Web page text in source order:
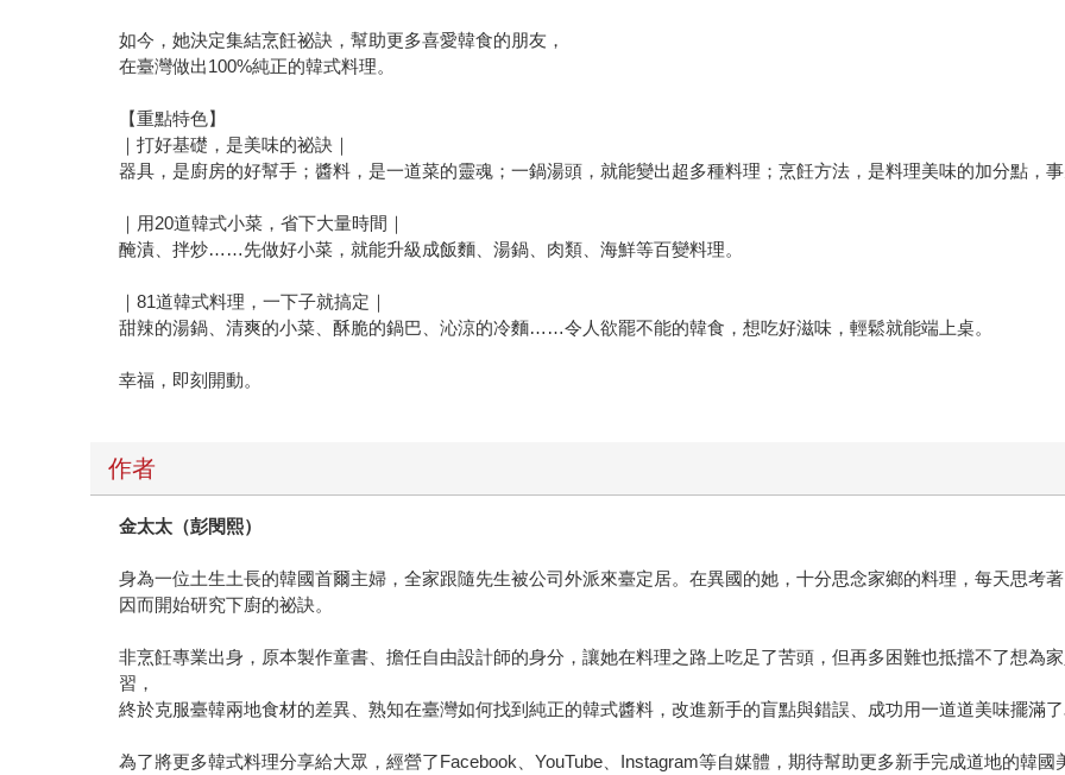
如今，她決定集結烹飪祕訣，幫助更多喜愛韓食的朋友，
在臺灣做出100%純正的韓式料理。
【重點特色】
｜打好基礎，是美味的祕訣｜
器具，是廚房的好幫手；醬料，是一道菜的靈魂；一鍋湯頭，就能變出超多種料理；烹飪方法，是料理美味的加分點，
｜用20道韓式小菜，省下大量時間｜
醃漬、拌炒……先做好小菜，就能升級成飯麵、湯鍋、肉類、海鮮等百變料理。
｜81道韓式料理，一下子就搞定｜
甜辣的湯鍋、清爽的小菜、酥脆的鍋巴、沁涼的冷麵……令人欲罷不能的韓食，想吃好滋味，輕鬆就能端上桌。
幸福，即刻開動。
作者
金太太（彭閔熙）
身為一位土生土長的韓國首爾主婦，全家跟隨先生被公司外派來臺定居。在異國的她，十分思念家鄉的料理，每天思考
因而開始研究下廚的祕訣。
非烹飪專業出身，原本製作童書、擔任自由設計師的身分，讓她在料理之路上吃足了苦頭，但再多困難也抵擋不了想為
習，
終於克服臺韓兩地食材的差異、熟知在臺灣如何找到純正的韓式醬料，改進新手的盲點與錯誤、成功用一道道美味擺滿
為了將更多韓式料理分享給大眾，經營了Facebook、YouTube、Instagram等自媒體，期待幫助更多新手完成道地的韓國